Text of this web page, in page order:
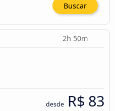
Buscar
2h 50m
desde R$ 83